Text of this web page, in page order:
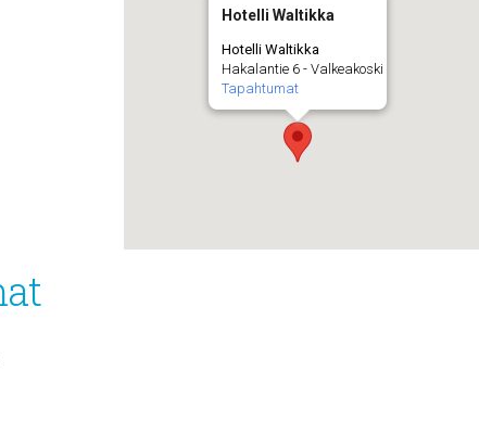
Hotelli Waltikka
Hotelli Waltikka
Hakalantie 6 - Valkeakoski
Tapahtumat